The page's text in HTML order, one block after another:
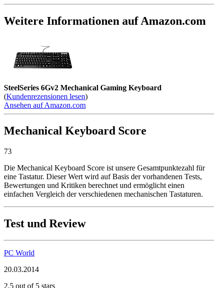
Weitere Informationen auf Amazon.com
SteelSeries 6Gv2 Mechanical Gaming Keyboard
(Kundenrezensionen lesen)
Ansehen auf Amazon.com
Mechanical Keyboard Score
73
Die Mechanical Keyboard Score ist unsere Gesamtpunktezahl für
eine Tastatur. Dieser Wert wird auf Basis der vorhandenen Tests,
Bewertungen und Kritiken berechnet und ermöglicht einen
einfachen Vergleich der verschiedenen mechanischen Tastaturen.
Test und Review
PC World
20.03.2014
2.5 out of 5 stars